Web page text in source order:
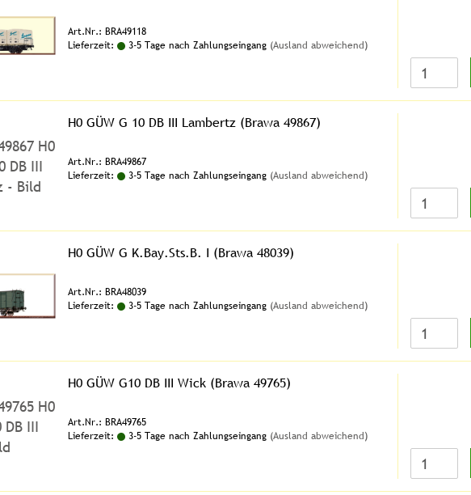
Art.Nr.: BRA49118
Lieferzeit:
3-5 Tage nach Zahlungseingang (Ausland abweichend)
H0 GÜW G 10 DB III Lambertz (Brawa 49867)
Art.Nr.: BRA49867
Lieferzeit:
3-5 Tage nach Zahlungseingang (Ausland abweichend)
H0 GÜW G K.Bay.Sts.B. I (Brawa 48039)
Art.Nr.: BRA48039
Lieferzeit:
3-5 Tage nach Zahlungseingang (Ausland abweichend)
H0 GÜW G10 DB III Wick (Brawa 49765)
Art.Nr.: BRA49765
Lieferzeit:
3-5 Tage nach Zahlungseingang (Ausland abweichend)